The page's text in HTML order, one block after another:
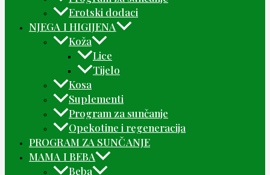
Erotski dodaci
NJEGA I HIGIJENA
Koža
Lice
Tijelo
Kosa
Suplementi
Program za sunčanje
Opekotine i regeneracija
PROGRAM ZA SUNČANJE
MAMA I BEBA
Beba